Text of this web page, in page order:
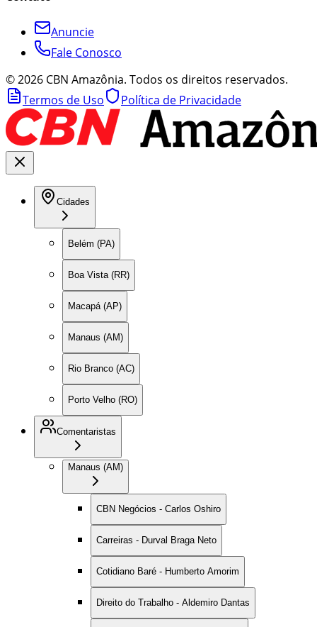
Anuncie
Fale Conosco
©2026 CBN Amazônia. Todos os direitos reservados.
Termos de Uso
Política de Privacidade
Cidades
Belém (PA)
Boa Vista (RR)
Macapá (AP)
Manaus (AM)
Rio Branco (AC)
Porto Velho (RO)
Comentaristas
Manaus (AM)
CBN Negócios - Carlos Oshiro
Carreiras - Durval Braga Neto
Cotidiano Baré - Humberto Amorim
Direito do Trabalho - Aldemiro Dantas